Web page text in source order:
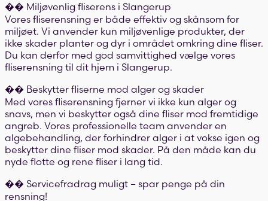
�� Miljøvenlig fliserens i Slangerup
Vores fliserensning er både effektiv og skånsom for
miljøet. Vi anvender kun miljøvenlige produkter, der
ikke skader planter og dyr i området omkring dine fliser.
Du kan derfor med god samvittighed vælge vores
fliserensning til dit hjem i Slangerup.
�� Beskytter fliserne mod alger og skader
Med vores fliserensning fjerner vi ikke kun alger og
snavs, men vi beskytter også dine fliser mod fremtidige
angreb. Vores professionelle team anvender en
algebehandling, der forhindrer alger i at vokse igen og
beskytter dine fliser mod skader. På den måde kan du
nyde flotte og rene fliser i lang tid.
�� Servicefradrag muligt – spar penge på din
rensning!